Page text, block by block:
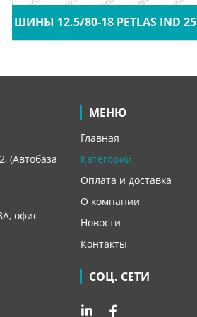
ШИНЫ 12.5/80-18 PETLAS IND 25
(Автобаза
офис
МЕНЮ
Главная
Категории
Оплата и доставка
О компании
Новости
Контакты
СОЦ. СЕТИ